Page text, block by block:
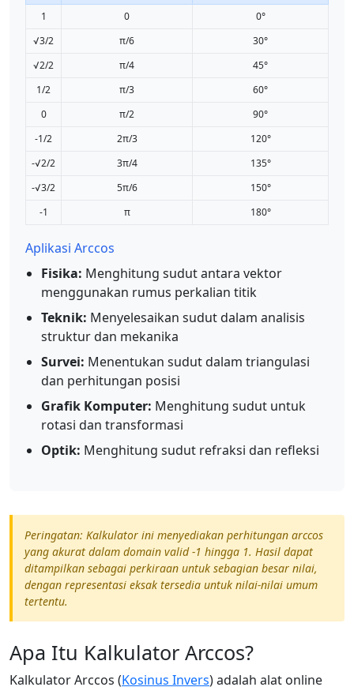
1
0
0°
√3/2
π/6
30°
√2/2
π/4
45°
1/2
π/3
60°
0
π/2
90°
-1/2
2π/3
120°
-√2/2
3π/4
135°
-√3/2
5π/6
150°
-1
π 180°
Aplikasi Arccos
Fisika: Menghitung sudut antara vektor
menggunakan rumus perkalian titik
Teknik: Menyelesaikan sudut dalam analisis
struktur dan mekanika
Survei: Menentukan sudut dalam triangulasi
dan perhitungan posisi
Grafik Komputer: Menghitung sudut untuk
rotasi dan transformasi
Optik: Menghitung sudut refraksi dan refleksi
Peringatan: Kalkulator ini menyediakan perhitungan arccos
yang akurat dalam domain valid -1 hingga 1. Hasil dapat
ditampilkan sebagai perkiraan untuk sebagian besar nilai,
dengan representasi eksak tersedia untuk nilai-nilai umum
tertentu.
Apa Itu Kalkulator Arccos?
Kalkulator Arccos (Kosinus Invers) adalah alat online